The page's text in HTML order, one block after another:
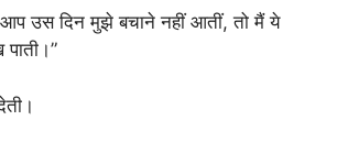
आप उस दिन मुझे बचाने नहीं आतीं, तो मैं ये